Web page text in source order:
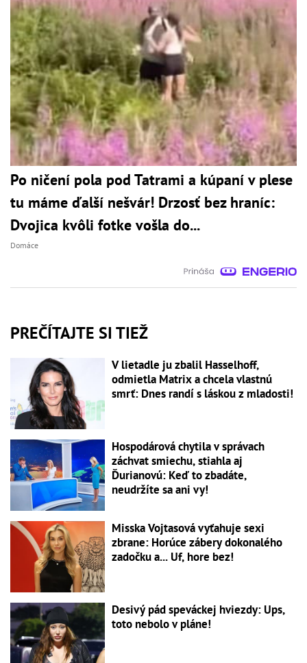
Po ničení pola pod Tatrami a kúpaní v plese
tu máme ďalší nešvár! Drzosť bez hraníc:
Dvojica kvôli fotke vošla do...
Domáce
PREČÍTAJTE SI TIEŽ
V lietadle ju zbalil Hasselhoff,
odmietla Matrix a chcela vlastnú
smrť: Dnes randí s láskou z mladosti!
Hospodárová chytila v správach
záchvat smiechu, stiahla aj
Ďurianovú: Keď to zbadáte,
neudržíte sa ani vy!
Misska Vojtasová vyťahuje sexi
zbrane: Horúce zábery dokonalého
zadočku a... Uf, hore bez!
Desivý pád speváckej hviezdy: Ups,
toto nebolo v pláne!